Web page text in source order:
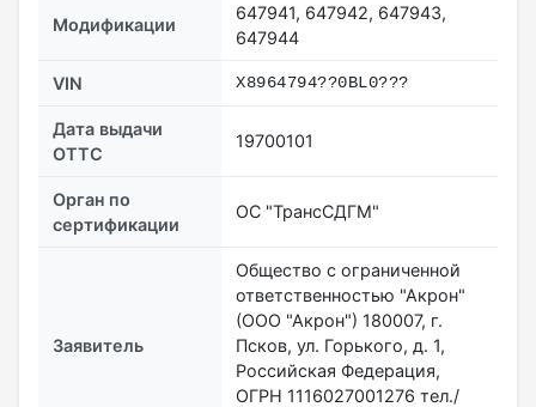
Модификации
647941, 647942, 647943,
647944
VIN X8964794??0BL0???
Дата выдачи
ОТТС
19700101
Орган по
сертификации
ОС "ТрансСДГМ"
Заявитель
Общество с ограниченной
ответственностью "Акрон"
(ООО "Акрон") 180007, г.
Псков, ул. Горького, д. 1,
Российская Федерация,
ОГРН 1116027001276 тел./